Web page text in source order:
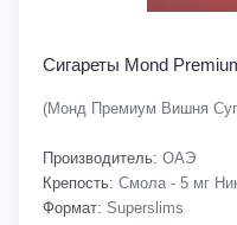
Сигареты Mond
(Монд Премиум Вишня
Производитель: ОАЭ
Крепость: Смола - 5 мг
Формат: Superslims